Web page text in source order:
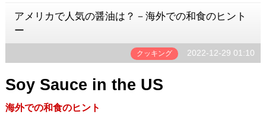
アメリカで人気の醤油は？－海外での和食のヒント
ー
クッキング 2022-12-29 01:10
Soy Sauce in the US
海外での和食のヒント